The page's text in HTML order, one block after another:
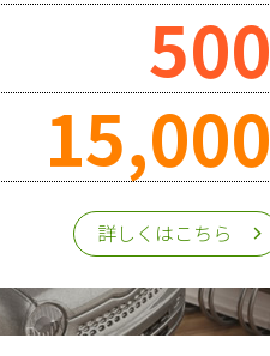
500
15,000
詳しくはこちら